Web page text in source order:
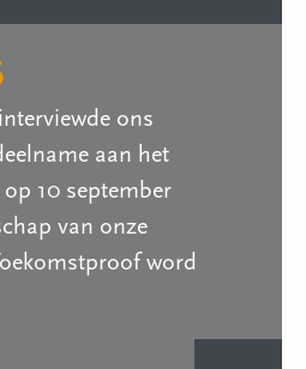
ons
aan het
10 september
van onze
word